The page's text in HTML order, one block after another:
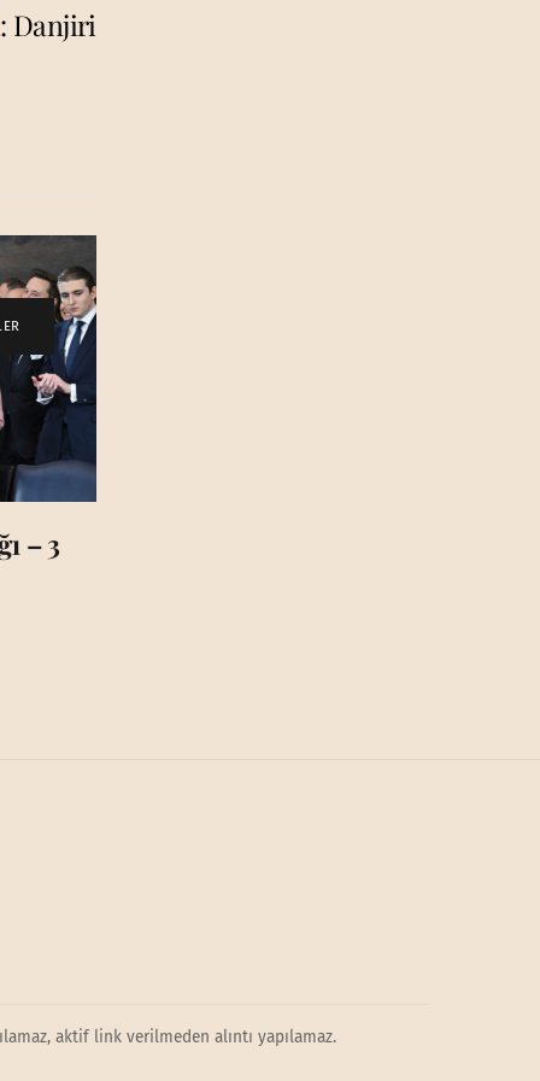
Danjiri
– 3
aktif link verilmeden alıntı yapılamaz.